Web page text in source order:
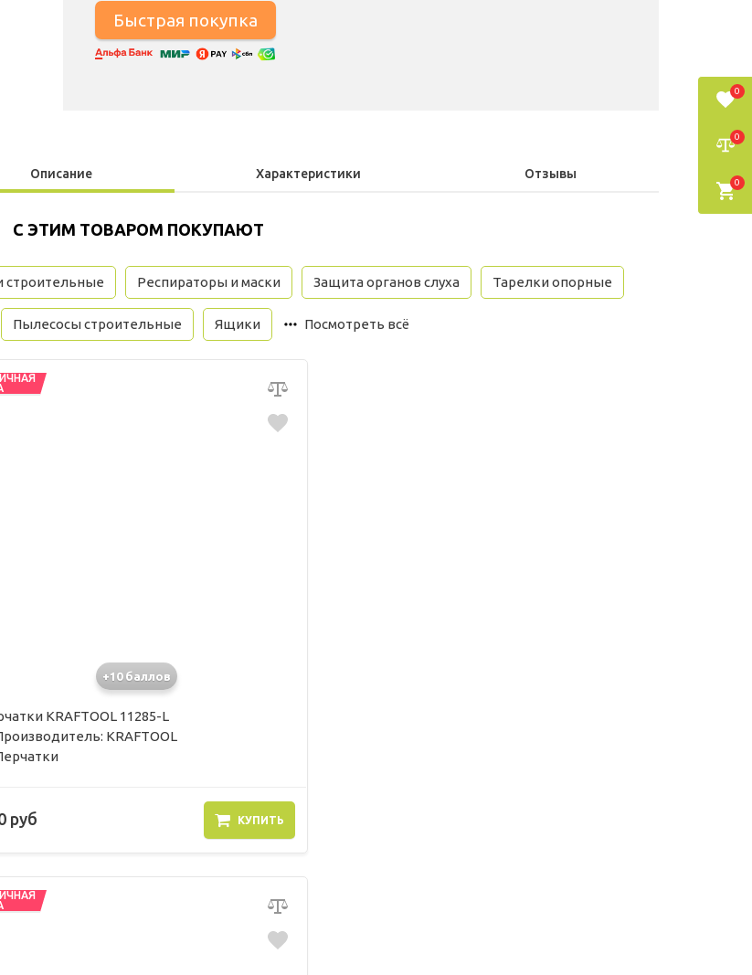
Описание Характеристики Отзывы
С ЭТИМ ТОВАРОМ ПОКУПАЮТ
строительные Респираторы и маски Защита органов слуха Тарелки опорные
Пылесосы строительные Ящики Посмотреть всё
+10 баллов
KRAFTOOL 11285-L
KRAFTOOL
руб КУПИТЬ
0
0
0